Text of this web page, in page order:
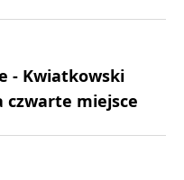
- Kwiatkowski
czwarte miejsce